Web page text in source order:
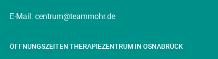
E-Mail: centrum@teammohr.de
ÖFFNUNGSZEITEN THERAPIEZENTRUM IN OSNABRÜCK